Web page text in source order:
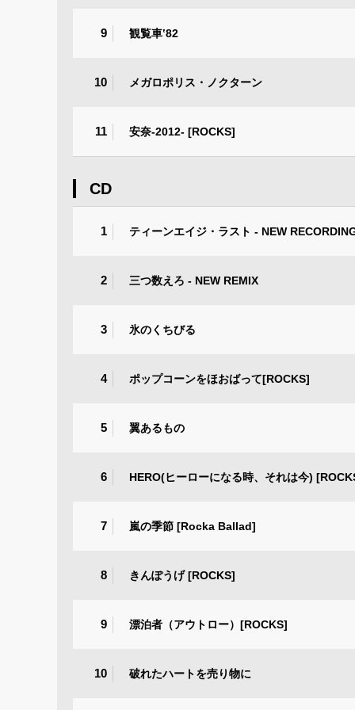
9 観覧車‛82
10 メガロポリス・ノクターン
11 安奈-2012- [ROCKS]
CD
1 ティーンエイジ・ラスト - NEW
2 三つ数えろ - NEW REMIX
3 氷のくちびる
4 ポップコーンをほおばって[ROCKS]
5 翼あるもの
6 HERO(ヒーローになる時、それは今)
7 嵐の季節 [Rocka Ballad]
8 きんぽうげ [ROCKS]
9 漂泊者（アウトロー）[ROCKS]
10 破れたハートを売り物に